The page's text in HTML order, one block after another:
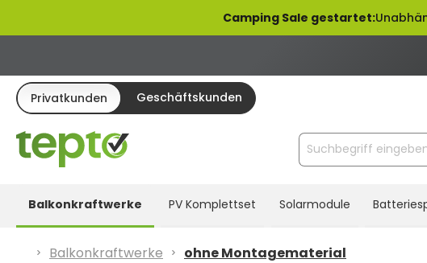
Zur Hauptnavigation springenCamping Sale gestartet:
Privatkunden Geschäftskunden
Balkonkraftwerke PV Komplettset Solarmodule
Balkonkraftwerke
ohne Montagematerial